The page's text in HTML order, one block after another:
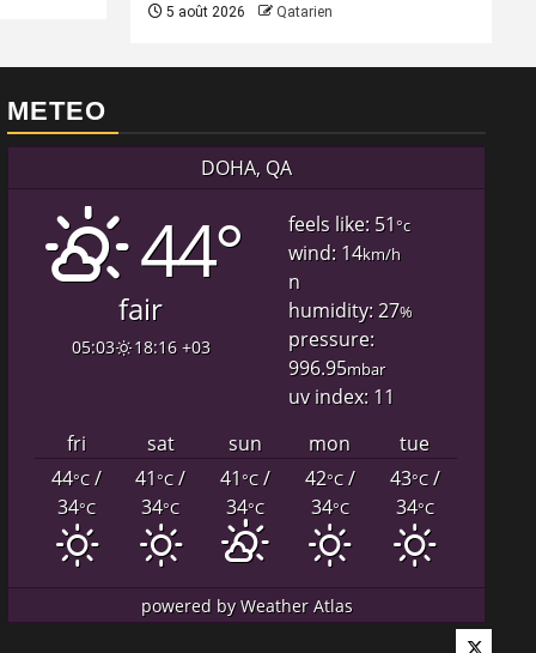
5 août 2026 Qatarien
METEO
DOHA, QA
44°
fair
05:03 18:16 +03
feels like: 51°c
wind: 14km/h
n
humidity: 27%
pressure:
996.95mbar
uv index: 11
fri
sat sun mon
tue
44°C/
34°C
41°C/
34°C
41°C/
34°C
42°C/
34°C
43°C/
34°C
powered byWeather Atlas
Twitter